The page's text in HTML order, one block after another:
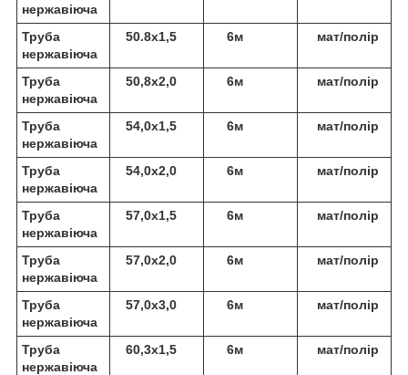
нержавіюча
Труба
нержавіюча
50.8х1,5 6м мат/полір
Труба
нержавіюча
50,8х2,0 6м мат/полір
Труба
нержавіюча
54,0х1,5 6м мат/полір
Труба
нержавіюча
54,0х2,0 6м мат/полір
Труба
нержавіюча
57,0х1,5 6м мат/полір
Труба
нержавіюча
57,0х2,0 6м мат/полір
Труба
нержавіюча
57,0х3,0 6м мат/полір
Труба
нержавіюча
60,3х1,5 6м мат/полір